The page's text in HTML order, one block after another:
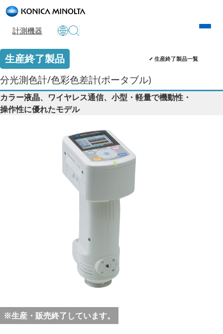
計測機器
生産終了製品
分光測色計/色彩色差計(ポータブル)
生産終了製品一覧
カラー液晶、ワイヤレス通信、小型・軽量で機動性・
操作性に優れたモデル
※生産・販売終了しています。